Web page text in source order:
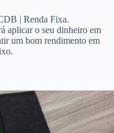
| Renda Fixa.
aplicar o seu dinheiro em
um bom rendimento em